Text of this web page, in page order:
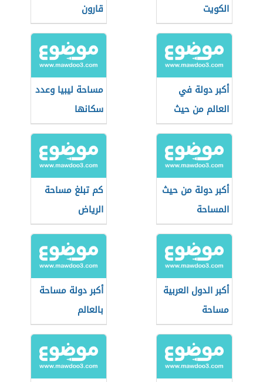
الكويت
قارون
أكبر دولة في
العالم من حيث
المساحة
مساحة ليبيا وعدد
سكانها
أكبر دولة من حيث
المساحة
كم تبلغ مساحة
الرياض
أكبر الدول العربية
مساحة
أكبر دولة مساحة
بالعالم